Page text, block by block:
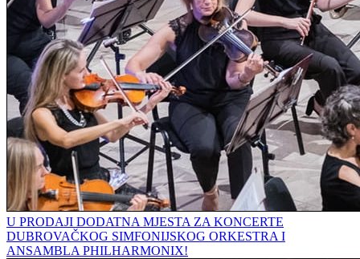
U PRODAJI DODATNA MJESTA ZA KONCERTE
DUBROVAČKOG SIMFONIJSKOG ORKESTRA I
ANSAMBLA PHILHARMONIX!